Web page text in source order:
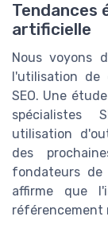
Tendances
artificielle
Nous voyons
l'utilisation
SEO. Une
spécialistes
utilisation
des
fondateurs de
affirme que
référencement